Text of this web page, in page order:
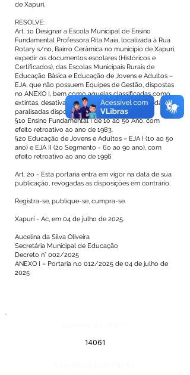
de Xapuri,
RESOLVE:
Art. 1o Designar a Escola Municipal de Ensino
Fundamental Professora Rita Maia, localizada à Rua
Rotary s/no, Bairro Cerâmica no município de Xapuri,
expedir os documentos escolares (Históricos e
Certificados), das Escolas Municipais Rurais de
Educação Básica e Educação de Jovens e Adultos –
EJA, que não possuem Equipes de Gestão, dispostas
no ANEXO I, bem como aquelas classificadas como
extintas, desativadas ou que estejam com atividades
paralisadas dispostas no ANEXO II.
§1o Ensino Fundamental I de 1o ao 5o Ano, com
efeito retroativo ao ano de 1983.
§2o Educação de Jovens e Adultos – EJA I (1o ao 5o
ano) e EJA II (2o Segmento - 6o ao 9o ano), com
efeito retroativo ao ano de 1996
Art. 2o - Esta portaria entra em vigor na data de sua
publicação, revogadas as disposições em contrário.
Registra-se, publique-se, cumpra-se.
Xapuri - Ac, em 04 de julho de 2025.
Aucelina da Silva Oliveira
Secretária Municipal de Educação
Decreto n° 002/2025
ANEXO I – Portaria n.o 012/2025 de 04 de julho de
2025
14061